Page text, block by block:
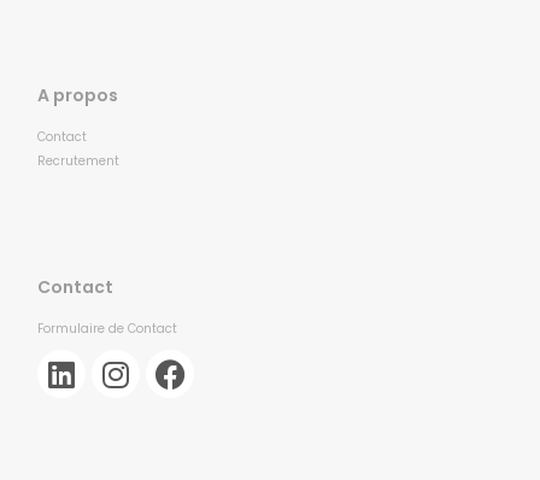
A propos
Contact
Recrutement
Contact
Formulaire de Contact